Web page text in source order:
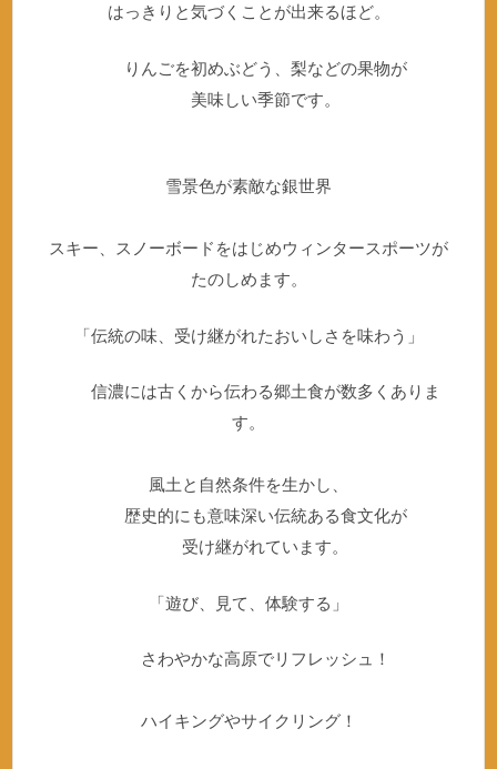
はっきりと気づくことが出来るほど。
りんごを初めぶどう、梨などの果物が
美味しい季節です。
雪景色が素敵な銀世界
スキー、スノーボードをはじめウィンタースポーツが
たのしめます。
「伝統の味、受け継がれたおいしさを味わう」
信濃には古くから伝わる郷土食が数多くありま
す。
風土と自然条件を生かし、
歴史的にも意味深い伝統ある食文化が
受け継がれています。
「遊び、見て、体験する」
さわやかな高原でリフレッシュ！
ハイキングやサイクリング！